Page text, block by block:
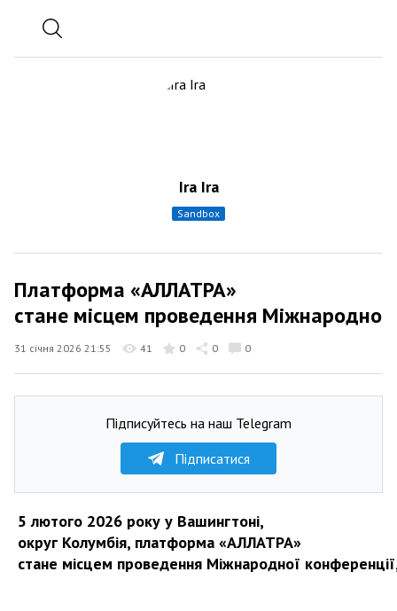
Ira Ira
sandbox
Платформа «АЛЛАТРА»
стане місцем проведення Міжнародної
31 січня 2026 21:55 41 0 0 0
Підписуйтесь на наш Telegram
Підписатися
5 лютого 2026 року у Вашингтоні,
округ Колумбія, платформа «АЛЛАТРА»
стане місцем проведення Міжнародної